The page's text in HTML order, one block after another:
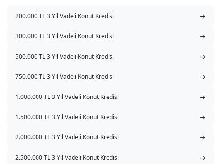
200.000 TL 3 Yıl Vadeli Konut Kredisi →
300.000 TL 3 Yıl Vadeli Konut Kredisi →
500.000 TL 3 Yıl Vadeli Konut Kredisi →
750.000 TL 3 Yıl Vadeli Konut Kredisi →
1.000.000 TL 3 Yıl Vadeli Konut Kredisi →
1.500.000 TL 3 Yıl Vadeli Konut Kredisi →
2.000.000 TL 3 Yıl Vadeli Konut Kredisi →
2.500.000 TL 3 Yıl Vadeli Konut Kredisi →